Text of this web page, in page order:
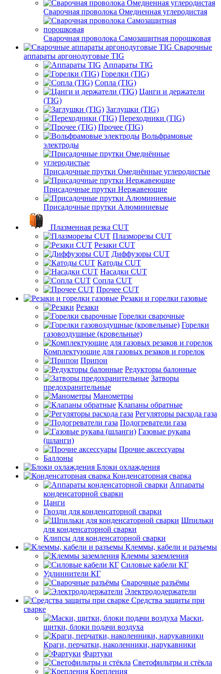
Сварочная проволока Омедненная углеродистая
Сварочная проволока Самозащитная порошковая
Сварочные
аппараты аргонодуговые TIG
Аппараты TIG
Горелки (TIG)
Сопла (TIG)
Цанги и держатели
(TIG)
Заглушки (TIG)
Переходники (TIG)
Прочее (TIG)
Вольфрамовые
электроды
Присадочные прутки Омеднённые углеродистые
Присадочные прутки Нержавеющие
Присадочные прутки Алюминиевые
Плазменная резка CUT
Плазморезы CUT
Резаки CUT
Диффузоры CUT
Катоды CUT
Насадки CUT
Сопла CUT
Прочее CUT
Резаки и горелки газовые
Резаки
Горелки сварочные
Горелки
газовоздушные (кровельные)
Комплектующие для газовых резаков и горелок
Припои
Редукторы балонные
Затворы
предохранительные
Манометры
Клапаны обратные
Регуляторы расхода газа
Подогреватели газа
Газовые рукава
(шланги)
Прочие аксессуары
Баллоны
Блоки охлаждения
Конденсаторная сварка
Аппараты
конденсаторной сварки
Цанги
Гвозди для конденсаторной сварки
Шпильки
для конденсаторной сварки
Клипсы для конденсаторной сварки
Клеммы, кабели и разъемы
Клеммы заземления
Силовые кабели КГ
Удлиннители КГ
Сварочные разъёмы
Электрододержатели
Средства защиты при
сварке
Маски,
щитки, блоки подачи воздуха
Краги, перчатки, наколенники, нарукавники
Фартуки
Светофильтры и стёкла
Крепления